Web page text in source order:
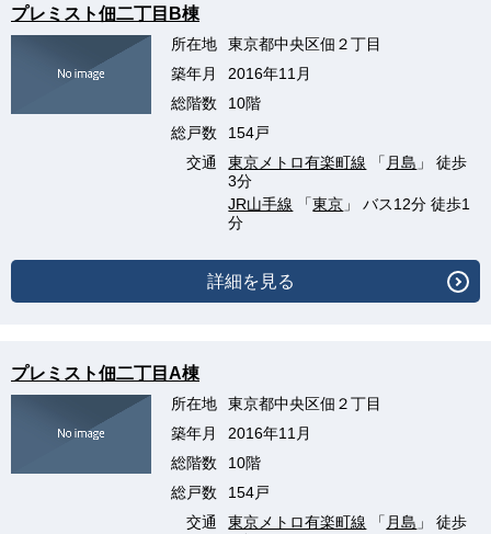
プレミスト佃二丁目B棟
所在地
東京都中央区佃２丁目
築年月
2016年11月
総階数
10階
総戸数
154戸
交通
東京メトロ有楽町線 「 月島 」 徒歩
3分
JR山手線 「東京 」 バス12分 徒歩1
分
詳細を見る
プレミスト佃二丁目A棟
所在地
東京都中央区佃２丁目
築年月
2016年11月
総階数
10階
総戸数
154戸
交通
東京メトロ有楽町線 「 月島 」 徒歩